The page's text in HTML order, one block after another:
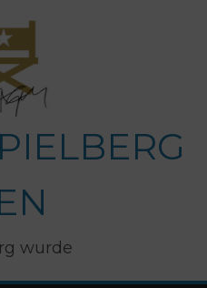
wurde